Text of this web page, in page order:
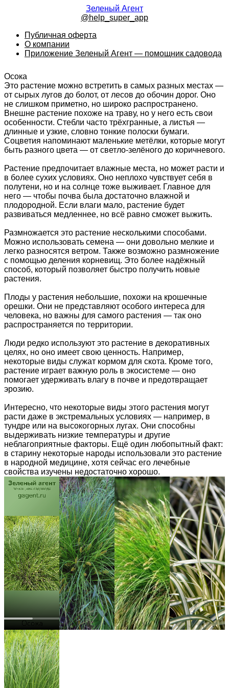
Зеленый Агент
@help_super_app
Публичная оферта
О компании
Приложение Зеленый Агент — помощник садовода
Осока
Это растение можно встретить в самых разных местах —
от сырых лугов до болот, от лесов до обочин дорог. Оно
не слишком приметно, но широко распространено.
Внешне растение похоже на траву, но у него есть свои
особенности. Стебли часто трёхгранные, а листья —
длинные и узкие, словно тонкие полоски бумаги.
Соцветия напоминают маленькие метёлки, которые могут
быть разного цвета — от светло-зелёного до коричневого.
Растение предпочитает влажные места, но может расти и
в более сухих условиях. Оно неплохо чувствует себя в
полутени, но и на солнце тоже выживает. Главное для
него — чтобы почва была достаточно влажной и
плодородной. Если влаги мало, растение будет
развиваться медленнее, но всё равно сможет выжить.
Размножается это растение несколькими способами.
Можно использовать семена — они довольно мелкие и
легко разносятся ветром. Также возможно размножение
с помощью деления корневищ. Это более надёжный
способ, который позволяет быстро получить новые
растения.
Плоды у растения небольшие, похожи на крошечные
орешки. Они не представляют особого интереса для
человека, но важны для самого растения — так оно
распространяется по территории.
Люди редко используют это растение в декоративных
целях, но оно имеет свою ценность. Например,
некоторые виды служат кормом для скота. Кроме того,
растение играет важную роль в экосистеме — оно
помогает удерживать влагу в почве и предотвращает
эрозию.
Интересно, что некоторые виды этого растения могут
расти даже в экстремальных условиях — например, в
тундре или на высокогорных лугах. Они способны
выдерживать низкие температуры и другие
неблагоприятные факторы. Ещё один любопытный факт:
в старину некоторые народы использовали это растение
в народной медицине, хотя сейчас его лечебные
свойства изучены недостаточно хорошо.